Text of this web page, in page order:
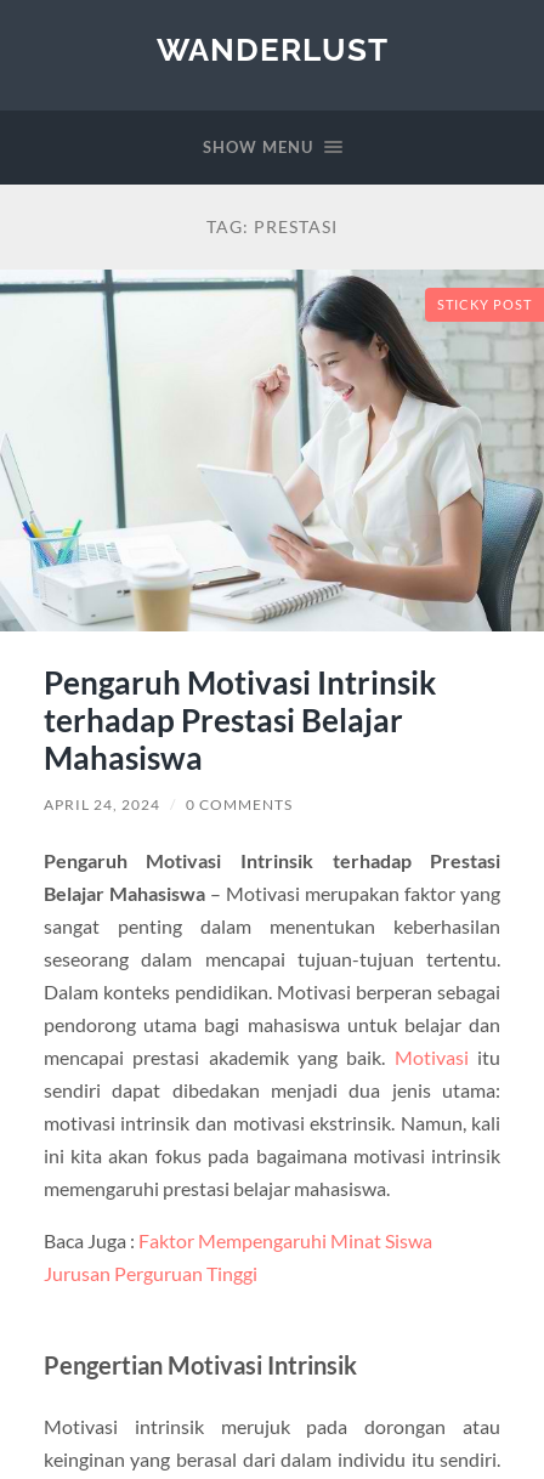
WANDERLUST
SHOW MENU
TAG: PRESTASI
STICKY POST
Pengaruh Motivasi Intrinsik
terhadap Prestasi Belajar
Mahasiswa
APRIL 24, 2024 / 0 COMMENTS
Pengaruh Motivasi Intrinsik terhadap Prestasi
Belajar Mahasiswa– Motivasi merupakan faktor yang
sangat penting dalam menentukan keberhasilan
seseorang dalam mencapai tujuan-tujuan tertentu.
Dalam konteks pendidikan. Motivasi berperan sebagai
pendorong utama bagi mahasiswa untuk belajar dan
mencapai prestasi akademik yang baik. Motivasi itu
sendiri dapat dibedakan menjadi dua jenis utama:
motivasi intrinsik dan motivasi ekstrinsik. Namun, kali
ini kita akan fokus pada bagaimana motivasi intrinsik
memengaruhi prestasi belajar mahasiswa.
Baca Juga : Faktor Mempengaruhi Minat Siswa
Jurusan Perguruan Tinggi
Pengertian Motivasi Intrinsik
Motivasi intrinsik merujuk pada dorongan atau
keinginan yang berasal dari dalam individu itu sendiri.